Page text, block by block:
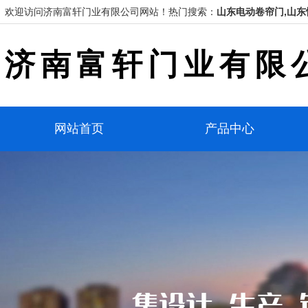
欢迎访问济南富轩门业有限公司网站！ 热门搜索： 山东电动卷帘门,山
济南富轩门业有限
网站首页 产品中心